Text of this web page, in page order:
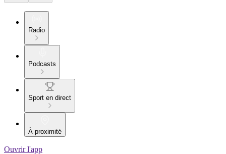
Radio
Podcasts
Sport en direct
À proximité
Ouvrir l'app